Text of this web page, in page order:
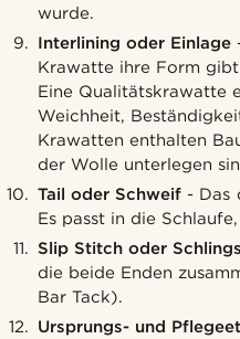
wurde.
Interlining oder Einlage
Krawatte ihre Form
Eine Qualitätskrawatte
Weichheit,
Krawatten enthalten
der Wolle unterlegen
Tail oder Schweif - Das
Es passt in die
Slip Stitch oder
die beide Enden
Bar Tack).
Ursprungs- und